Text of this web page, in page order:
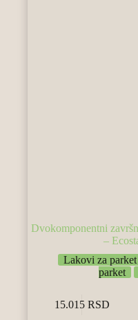
Dvokomponentni
–
Lakovi za parket
parket
15.015 RSD